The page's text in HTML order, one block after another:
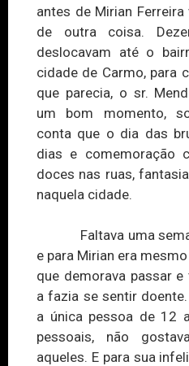
antes de Mirian
de outra coisa.
deslocavam até o
cidade de Carmo, para
que parecia, o sr.
um bom momento,
conta que o dia das
dias e comemoração
doces nas ruas,
naquela cidade.
Faltava uma
e para Mirian era
que demorava passar
a fazia se sentir
a única pessoa de 12
pessoais, não
aqueles. E para sua